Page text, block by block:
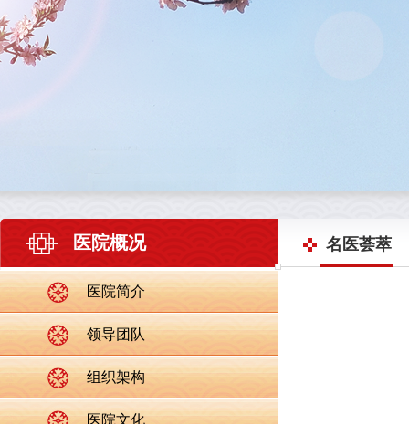
名医荟萃
医院概况
医院简介
领导团队
组织架构
医院文化